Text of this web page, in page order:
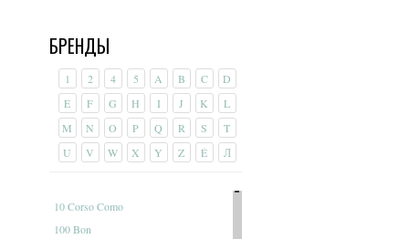
БРЕНДЫ
1 2 4 5 A B C
D
E
F G H I J K
L
M
N O P Q R S
T
U
V W X Y Z É Л
10 Corso Como
100 Bon